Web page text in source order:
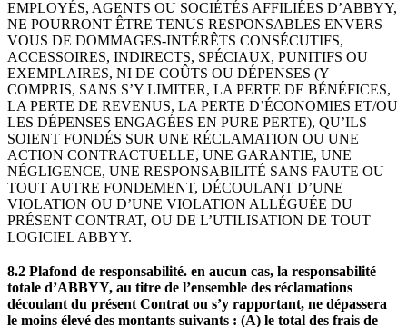
EMPLOYÉS, AGENTS OU SOCIÉTÉS AFFILIÉES D’ABBYY,
NE POURRONT ÊTRE TENUS RESPONSABLES ENVERS
VOUS DE DOMMAGES-INTÉRÊTS CONSÉCUTIFS,
ACCESSOIRES, INDIRECTS, SPÉCIAUX, PUNITIFS OU
EXEMPLAIRES, NI DE COÛTS OU DÉPENSES (Y
COMPRIS, SANS S’Y LIMITER, LA PERTE DE BÉNÉFICES,
LA PERTE DE REVENUS, LA PERTE D’ÉCONOMIES ET/OU
LES DÉPENSES ENGAGÉES EN PURE PERTE), QU’ILS
SOIENT FONDÉS SUR UNE RÉCLAMATION OU UNE
ACTION CONTRACTUELLE, UNE GARANTIE, UNE
NÉGLIGENCE, UNE RESPONSABILITÉ SANS FAUTE OU
TOUT AUTRE FONDEMENT, DÉCOULANT D’UNE
VIOLATION OU D’UNE VIOLATION ALLÉGUÉE DU
PRÉSENT CONTRAT, OU DE L’UTILISATION DE TOUT
LOGICIEL ABBYY.
8.2 Plafond de responsabilité. en aucun cas, la responsabilité
totale d’ABBYY, au titre de l’ensemble des réclamations
découlant du présent Contrat ou s’y rapportant, ne dépassera
le moins élevé des montants suivants : (A) le total des frais de